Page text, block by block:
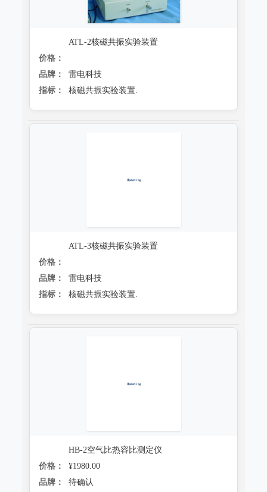
防霉试验系统
ATL-2核磁共振实验装置
价格：
品牌：
雷电科技
指标：
核磁共振实验装置.
ATL-3核磁共振实验装置
价格：
品牌：
雷电科技
指标：
核磁共振实验装置.
HB-2空气比热容比测定仪
价格：
¥1980.00
品牌：
待确认